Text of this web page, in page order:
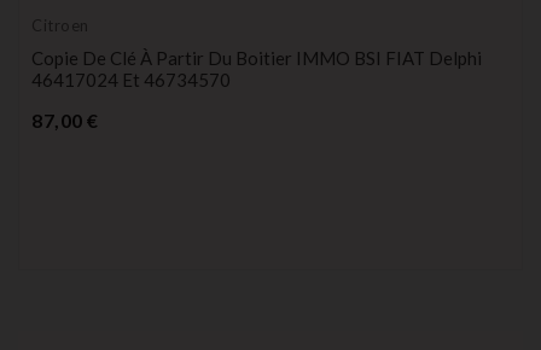
Citroen
Copie De Clé À Partir Du Boitier IMMO BSI FIAT Delphi
46417024 Et 46734570
87,00 €